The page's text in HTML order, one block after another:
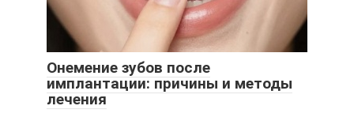
Онемение зубов после
имплантации: причины и методы
лечения